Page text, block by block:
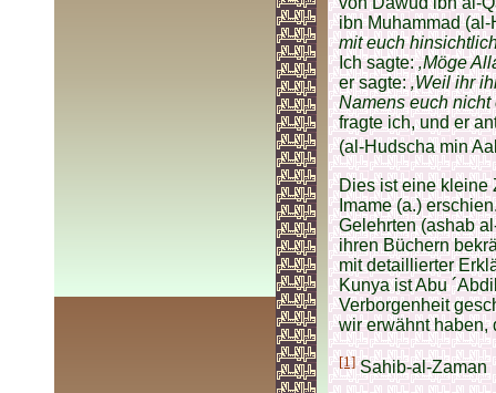
ibn Muhammad
mit euch
Ich sagte:‚Möge
er sagte:‚Weil ihr
Namens euch nicht
fragte ich, und er
(al-Hudscha min
Dies ist eine kleine
Imame (a.)
Gelehrten (ashab
ihren Büchern
mit detaillierter
Kunya ist Abu
Verborgenheit
wir erwähnt haben,
[1]Sahib-al-Zaman